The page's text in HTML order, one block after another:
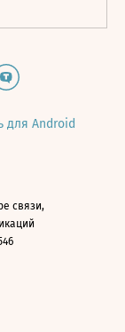
для Android
связи,